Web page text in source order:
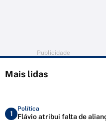
Publicidade
Mais lidas
1
Política
Flávio atribui falta de